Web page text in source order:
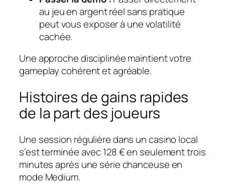
au jeu en argent réel sans pratique
peut vous exposer à une volatilité
cachée.
Une approche disciplinée maintient votre
gameplay cohérent et agréable.
Histoires de gains rapides
de la part des joueurs
Une session régulière dans un casino local
s’est terminée avec 128 € en seulement trois
minutes après une série chanceuse en
mode Medium.